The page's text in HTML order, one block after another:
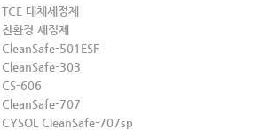
TCE 대체세정제
친환경 세정제
CleanSafe-501ESF
CleanSafe-303
CS-606
CleanSafe-707
CYSOL CleanSafe-707sp